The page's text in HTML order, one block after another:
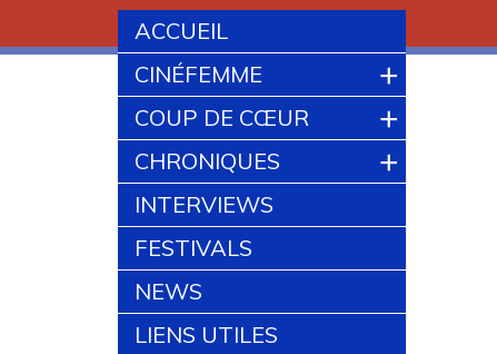
ACCUEIL
CINÉFEMME
+
COUP DE CŒUR +
CHRONIQUES +
INTERVIEWS
FESTIVALS
NEWS
LIENS UTILES